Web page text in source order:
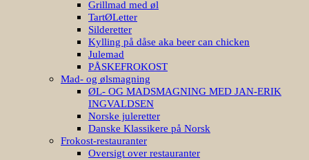
Grillmad med øl
TartØLetter
Silderetter
Kylling på dåse aka beer can chicken
Julemad
PÅSKEFROKOST
Mad- og ølsmagning
ØL- OG MADSMAGNING MED JAN-ERIK
INGVALDSEN
Norske juleretter
Danske Klassikere på Norsk
Frokost-restauranter
Oversigt over restauranter